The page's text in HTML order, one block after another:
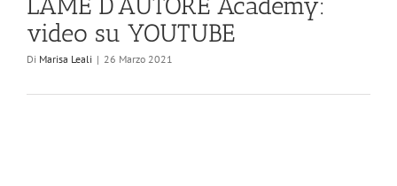
video su YOUTUBE
Di Marisa Leali | 26 Marzo 2021